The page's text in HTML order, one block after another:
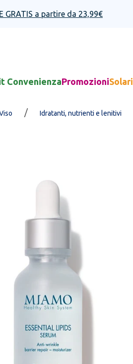
GRATIS a partire da 23,99€
ConvenienzaPromozioniSolari
/ Idratanti, nutrienti e lenitivi